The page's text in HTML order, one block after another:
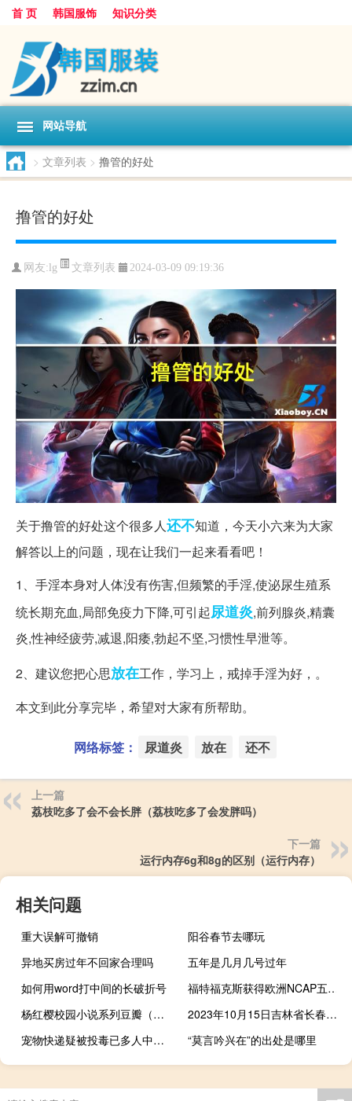
首 页 韩国服饰 知识分类
网站导航
> 文章列表 > 撸管的好处
撸管的好处
网友:lg 文章列表 2024-03-09 09:19:36
关于撸管的好处这个很多人还不知道，今天小六来为大家
解答以上的问题，现在让我们一起来看看吧！
1、手淫本身对人体没有伤害,但频繁的手淫,使泌尿生殖系
统长期充血,局部免疫力下降,可引起尿道炎,前列腺炎,精囊
炎,性神经疲劳,减退,阳痿,勃起不坚,习惯性早泄等。
2、建议您把心思放在工作，学习上，戒掉手淫为好，。
本文到此分享完毕，希望对大家有所帮助。
网络标签： 尿道炎 放在 还不
上一篇
荔枝吃多了会不会长胖（荔枝吃多了会发胖吗）
下一篇
运行内存6g和8g的区别（运行内存）
相关问题
重大误解可撤销
阳谷春节去哪玩
异地买房过年不回家合理吗
五年是几月几号过年
如何用word打中间的长破折号
福特福克斯获得欧洲NCAP五星级安全评级
杨红樱校园小说系列豆瓣（杨红樱校园小说系列）
2023年10月15日吉林省长春市疫情大数据-今日/今天疫情全网搜索最新实时消息动态情况通知播报
宠物快递疑被投毒已多人中招多家宠物店宣布调整快递包装 到底什么情况呢
“莫言吟兴在”的出处是哪里